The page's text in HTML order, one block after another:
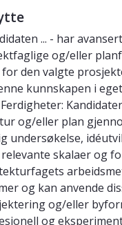
... - har
og/eller
den valgte
kunnskapen i eget
og/eller plan
undersøkelse,
skalaer og
og kan anvende
og/eller
og